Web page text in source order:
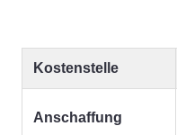
Kostenstelle
Anschaffung